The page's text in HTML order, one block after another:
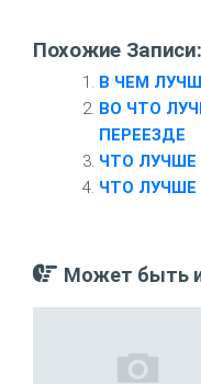
Похожие Записи:
В ЧЕМ
ВО ЧТО
ПЕРЕЕЗДЕ
ЧТО ЛУЧШЕ
ЧТО ЛУЧШЕ
Может быть